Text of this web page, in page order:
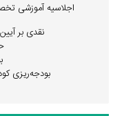
اجلاسیه آموزشی
نقدی بر
بودجه‌ریزی